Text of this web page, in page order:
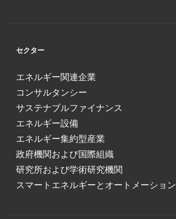
セクター
エネルギー関連企業
コンサルタンシー
サステナブルファイナンス
エネルギー設備
エネルギー集約型産業
政府機関および国際組織
研究所および学術研究機関
スマートエネルギーとオートメーション